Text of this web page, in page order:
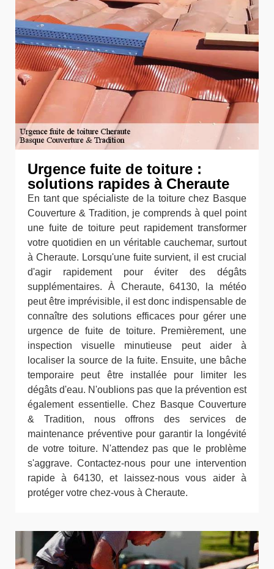
Urgence fuite de toiture :
solutions rapides à Cheraute
En tant que spécialiste de la toiture chez Basque
Couverture & Tradition, je comprends à quel point
une fuite de toiture peut rapidement transformer
votre quotidien en un véritable cauchemar, surtout
à Cheraute. Lorsqu'une fuite survient, il est crucial
d'agir rapidement pour éviter des dégâts
supplémentaires. À Cheraute, 64130, la météo
peut être imprévisible, il est donc indispensable de
connaître des solutions efficaces pour gérer une
urgence de fuite de toiture. Premièrement, une
inspection visuelle minutieuse peut aider à
localiser la source de la fuite. Ensuite, une bâche
temporaire peut être installée pour limiter les
dégâts d'eau. N'oublions pas que la prévention est
également essentielle. Chez Basque Couverture
& Tradition, nous offrons des services de
maintenance préventive pour garantir la longévité
de votre toiture. N'attendez pas que le problème
s'aggrave. Contactez-nous pour une intervention
rapide à 64130, et laissez-nous vous aider à
protéger votre chez-vous à Cheraute.